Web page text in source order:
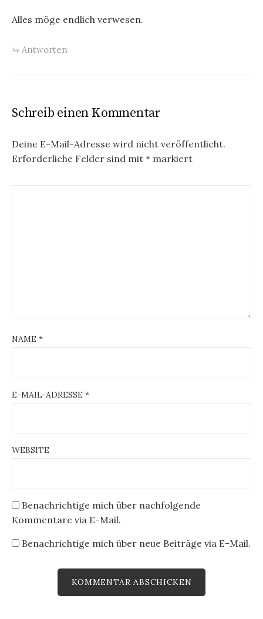
Alles möge endlich verwesen.
Antworten
Schreib einen Kommentar
Deine E-Mail-Adresse wird nicht veröffentlicht.
Erforderliche Felder sind mit * markiert
NAME *
E-MAIL-ADRESSE *
WEBSITE
Benachrichtige mich über nachfolgende
Kommentare via E-Mail.
Benachrichtige mich über neue Beiträge via E-Mail.